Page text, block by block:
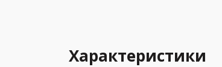
Характеристики